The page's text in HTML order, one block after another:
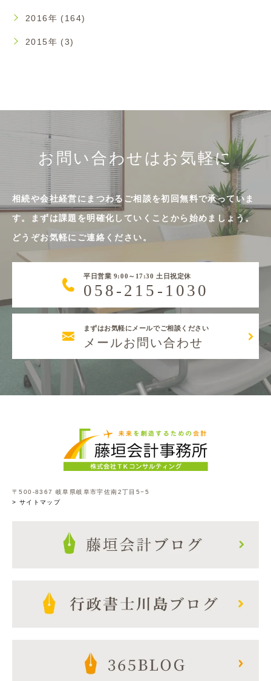
2016年 (164)
2015年 (3)
お問い合わせはお気軽に
相続や会社経営にまつわるご相談を初回無料で承っていま
す。まずは課題を明確化していくことから始めましょう。
どうぞお気軽にご連絡ください。
平日営業 9:00～17:30 土日祝定休
058-215-1030
まずはお気軽にメールでご相談ください
メールお問い合わせ
〒500-8367 岐阜県岐阜市宇佐南2丁目5−5
> サイトマップ